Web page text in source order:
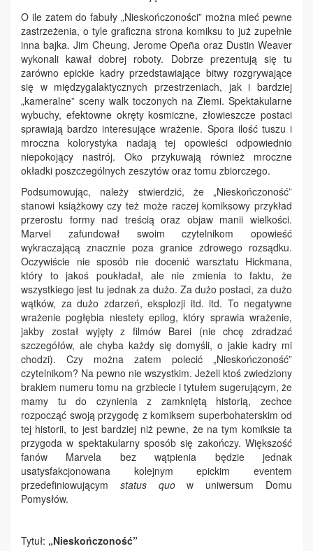
O ile zatem do fabuły „Nieskończoności” można mieć pewne
zastrzeżenia, o tyle graficzna strona komiksu to już zupełnie
inna bajka. Jim Cheung, Jerome Opeña oraz Dustin Weaver
wykonali kawał dobrej roboty. Dobrze prezentują się tu
zarówno epickie kadry przedstawiające bitwy rozgrywające
się w międzygalaktycznych przestrzeniach, jak i bardziej
„kameralne” sceny walk toczonych na Ziemi. Spektakularne
wybuchy, efektowne okręty kosmiczne, złowieszcze postaci
sprawiają bardzo interesujące wrażenie. Spora ilość tuszu i
mroczna kolorystyka nadają tej opowieści odpowiednio
niepokojący nastrój. Oko przykuwają również mroczne
okładki poszczególnych zeszytów oraz tomu zbiorczego.
Podsumowując, należy stwierdzić, że „Nieskończoność”
stanowi książkowy czy też może raczej komiksowy przykład
przerostu formy nad treścią oraz objaw manii wielkości.
Marvel zafundował swoim czytelnikom opowieść
wykraczającą znacznie poza granice zdrowego rozsądku.
Oczywiście nie sposób nie docenić warsztatu Hickmana,
który to jakoś poukładał, ale nie zmienia to faktu, że
wszystkiego jest tu jednak za dużo. Za dużo postaci, za dużo
wątków, za dużo zdarzeń, eksplozji itd. itd. To negatywne
wrażenie pogłębia niestety epilog, który sprawia wrażenie,
jakby został wyjęty z filmów Barei (nie chcę zdradzać
szczegółów, ale chyba każdy się domyśli, o jakie kadry mi
chodzi). Czy można zatem polecić „Nieskończoność”
czytelnikom? Na pewno nie wszystkim. Jeżeli ktoś zwiedziony
brakiem numeru tomu na grzbiecie i tytułem sugerującym, że
mamy tu do czynienia z zamkniętą historią, zechce
rozpocząć swoją przygodę z komiksem superbohaterskim od
tej historii, to jest bardziej niż pewne, że na tym komiksie ta
przygoda w spektakularny sposób się zakończy. Większość
fanów Marvela bez wątpienia będzie jednak
usatysfakcjonowana kolejnym epickim eventem
przedefiniowującym status quow uniwersum Domu
Pomysłów.
Tytuł: „Nieskończoność”